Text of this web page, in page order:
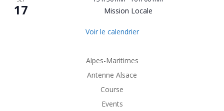
17 Mission Locale
Voir le calendrier
Alpes-Maritimes
Antenne Alsace
Course
Events